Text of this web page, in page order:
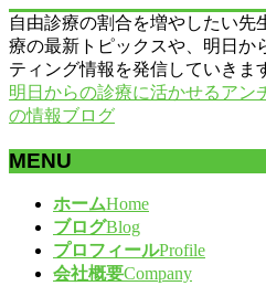
自由診療の割合を増やしたい先
療の最新トピックスや、明日か
ティング情報を発信していきま
明日からの診療に活かせるアン
の情報ブログ
MENU
ホームHome
ブログBlog
プロフィールProfile
会社概要Company